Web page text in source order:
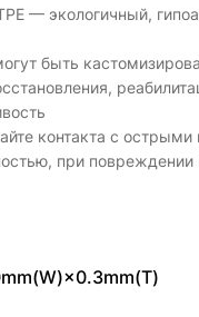
— экологичный,
быть
контакта с
при повреждении